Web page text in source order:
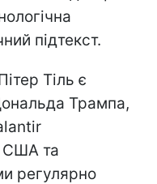
підтекст.
Тіль є
Трампа,
США та
регулярно